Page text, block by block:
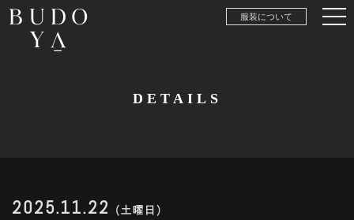
服装について
DETAILS
2025.11.22 (土曜日)